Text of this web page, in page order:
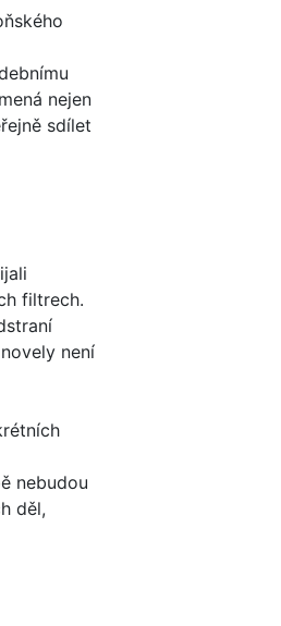
nejen
sdílet
filtrech.
není
nebudou
děl,